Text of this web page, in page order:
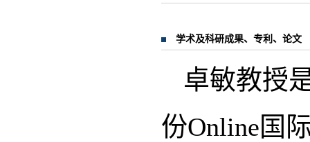
学术及科研成果、专利、论文
卓敏教授
份Online国